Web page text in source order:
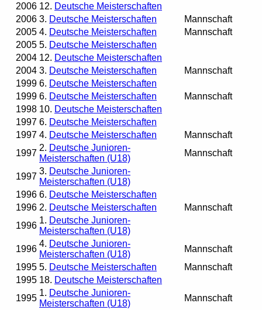
2006 12. Deutsche Meisterschaften
2006 3. Deutsche Meisterschaften
Mannschaft
2005 4. Deutsche Meisterschaften
Mannschaft
2005 5. Deutsche Meisterschaften
2004 12. Deutsche Meisterschaften
2004 3. Deutsche Meisterschaften
Mannschaft
1999 6. Deutsche Meisterschaften
1999 6. Deutsche Meisterschaften
Mannschaft
1998 10. Deutsche Meisterschaften
1997 6. Deutsche Meisterschaften
1997 4. Deutsche Meisterschaften
Mannschaft
1997
2. Deutsche Junioren-
Meisterschaften (U18)
Mannschaft
1997
3. Deutsche Junioren-
Meisterschaften (U18)
1996 6. Deutsche Meisterschaften
1996 2. Deutsche Meisterschaften
Mannschaft
1996
1. Deutsche Junioren-
Meisterschaften (U18)
1996
4. Deutsche Junioren-
Meisterschaften (U18)
Mannschaft
1995 5. Deutsche Meisterschaften
Mannschaft
1995 18. Deutsche Meisterschaften
1995
1. Deutsche Junioren-
Meisterschaften (U18)
Mannschaft